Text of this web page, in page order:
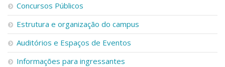
Concursos Públicos
Estrutura e organização do campus
Auditórios e Espaços de Eventos
Informações para ingressantes